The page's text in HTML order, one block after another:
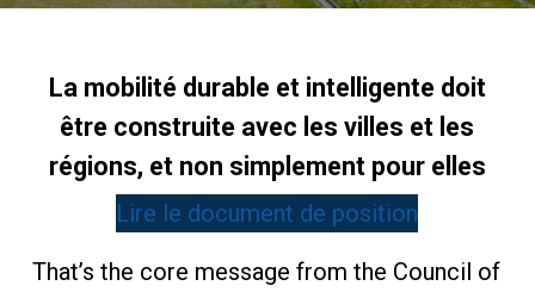
La mobilité durable et intelligente doit
être construite avec les villes et les
régions, et non simplement pour elles
Lire le document de position
That’s the core message from the Council of